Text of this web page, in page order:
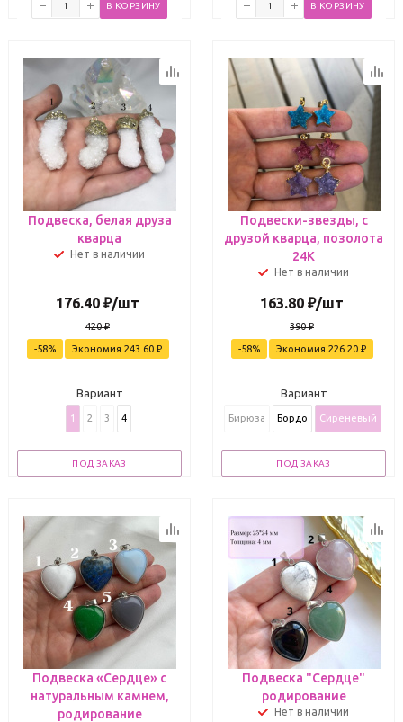
В КОРЗИНУ В КОРЗИНУ
Подвеска, белая друза
кварца
Нет в наличии
176.40 ₽/шт
420₽
-58% Экономия 243.60₽
Вариант
1 2 3 4
ПОД ЗАКАЗ
Подвески-звезды, с
друзой кварца, позолота
24К
Нет в наличии
163.80 ₽/шт
390₽
-58% Экономия 226.20₽
Вариант
Бирюза Бордо Сиреневый
ПОД ЗАКАЗ
Подвеска «Сердце» с
натуральным камнем,
родирование
Подвеска "Сердце"
родирование
Нет в наличии